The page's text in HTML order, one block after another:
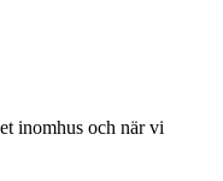
inomhus och när vi